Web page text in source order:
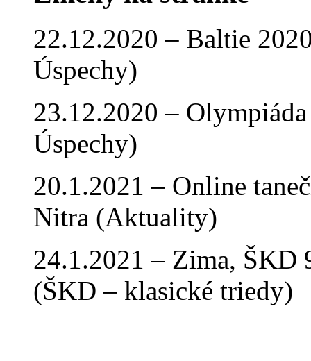
22.12.2020 – Baltie
Úspechy)
23.12.2020 –
Úspechy)
20.1.2021 – Online
Nitra (Aktuality)
24.1.2021 – Zima, ŠKD
(ŠKD – klasické triedy)